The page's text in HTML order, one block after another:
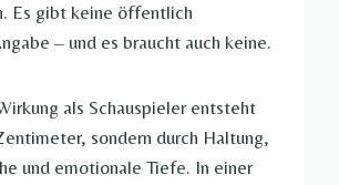
Es gibt keine öffentlich
– und es braucht auch keine.
als Schauspieler entsteht
sondern durch Haltung,
und emotionale Tiefe. In einer